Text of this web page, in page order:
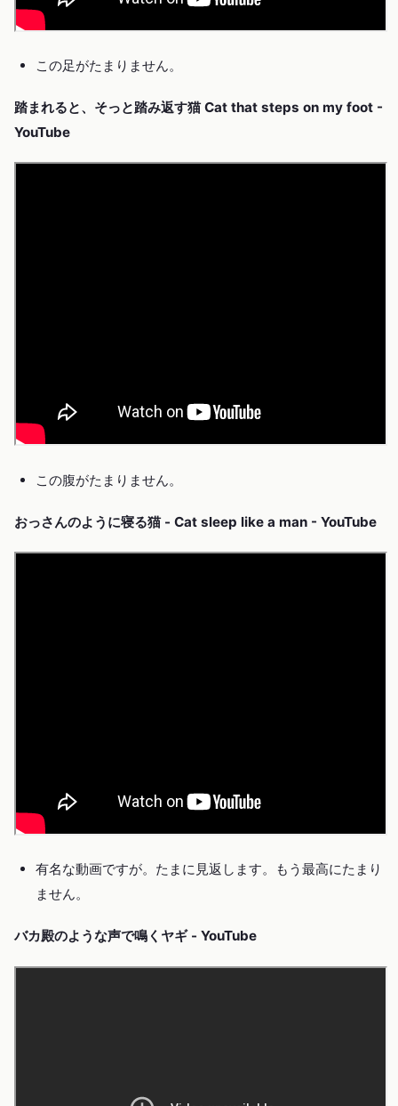
この足がたまりません。
踏まれると、そっと踏み返す猫 Cat that steps on my foot -
YouTube
この腹がたまりません。
おっさんのように寝る猫 - Cat sleep like a man - YouTube
有名な動画ですが。たまに見返します。もう最高にたまり
ません。
バカ殿のような声で鳴くヤギ - YouTube